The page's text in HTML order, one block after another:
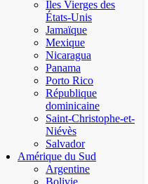
Îles Vierges des
États-Unis
Jamaïque
Mexique
Nicaragua
Panama
Porto Rico
République
dominicaine
Saint-Christophe-et-
Niévès
Salvador
Amérique du Sud
Argentine
Bolivie